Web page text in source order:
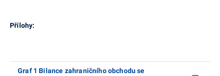
Přílohy:
Graf 1 Bilance zahraničního obchodu se